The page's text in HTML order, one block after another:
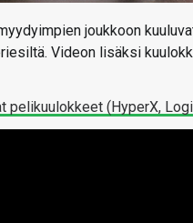
joukkoon
Videon lisäksi
pelikuulokkeet (HyperX,